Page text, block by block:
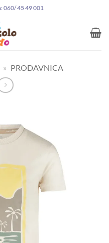
060/ 45 49 001
» PRODAVNICA